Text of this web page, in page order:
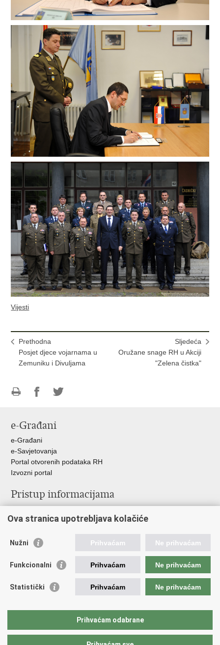
Vijesti
Prethodna
Posjet djece vojarnama u
Zemuniku i Divuljama
Sljedeća
Oružane snage RH u Akciji
"Zelena čistka"
FacebookuTwitteru
e-Građani
e-Građani
e-Savjetovanja
Portal otvorenih podataka RH
Izvozni portal
Pristup informacijama
Izjava o pristupačnosti
Ravnopravnost spolova u MORH-u i OSRH
Važne poveznice
Vlada RH
Hrvatski Sabor
Ova stranica upotrebljava kolačiće
Nužni Prihvaćam Ne prihvaćam
Funkcionalni Prihvaćam Ne prihvaćam
Statistički Prihvaćam Ne prihvaćam
Prihvaćam odabrane